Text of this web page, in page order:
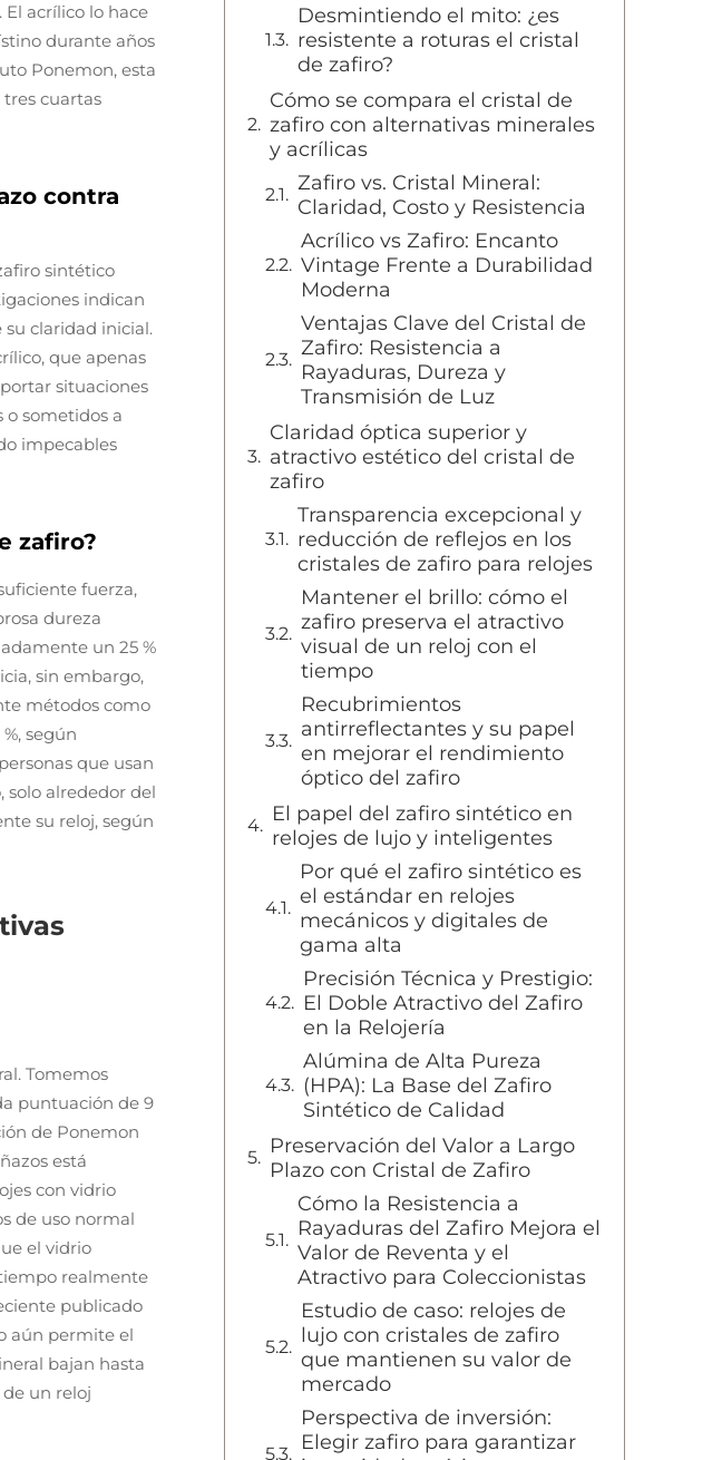
acrílico lo hace
durante años
Ponemon, esta
cuartas
contra
sintético
indican
su claridad inicial.
que apenas
situaciones
o sometidos a
impecables
zafiro?
fuerza,
dureza
un 25 %
sin embargo,
métodos como
según
que usan
solo alrededor del
su reloj, según
Tomemos
puntuación de 9
de Ponemon
está
con vidrio
de uso normal
el vidrio
realmente
publicado
aún permite el
bajan hasta
un reloj
Desmintiendo el mito: ¿es
resistente a roturas el cristal
de zafiro?
Cómo se compara el cristal de
zafiro con alternativas minerales
y acrílicas
Zafiro vs. Cristal Mineral:
Claridad, Costo y Resistencia
Acrílico vs Zafiro: Encanto
Vintage Frente a Durabilidad
Moderna
Ventajas Clave del Cristal de
Zafiro: Resistencia a
Rayaduras, Dureza y
Transmisión de Luz
Claridad óptica superior y
atractivo estético del cristal de
zafiro
Transparencia excepcional y
reducción de reflejos en los
cristales de zafiro para relojes
Mantener el brillo: cómo el
zafiro preserva el atractivo
visual de un reloj con el
tiempo
Recubrimientos
antirreflectantes y su papel
en mejorar el rendimiento
óptico del zafiro
El papel del zafiro sintético en
relojes de lujo y inteligentes
Por qué el zafiro sintético es
el estándar en relojes
mecánicos y digitales de
gama alta
Precisión Técnica y Prestigio:
El Doble Atractivo del Zafiro
en la Relojería
Alúmina de Alta Pureza
(HPA): La Base del Zafiro
Sintético de Calidad
Preservación del Valor a Largo
Plazo con Cristal de Zafiro
Cómo la Resistencia a
Rayaduras del Zafiro Mejora el
Valor de Reventa y el
Atractivo para Coleccionistas
Estudio de caso: relojes de
lujo con cristales de zafiro
que mantienen su valor de
mercado
Perspectiva de inversión:
Elegir zafiro para garantizar